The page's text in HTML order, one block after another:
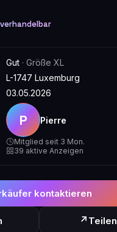
verhandelbar
Gut · Größe XL
L-1747 Luxemburg
03.05.2026
P Pierre
Mitglied seit 3 Mon.
39 aktive Anzeigen
kontaktieren
↗ Teilen